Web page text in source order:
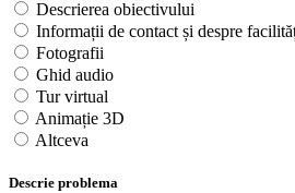
Descrierea obiectivului
Informații de contact și despre
Fotografii
Ghid audio
Tur virtual
Animație 3D
Altceva
Descrie problema